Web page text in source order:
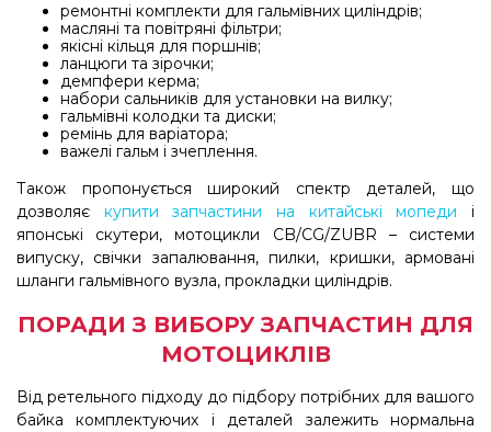
ремонтні комплекти для гальмівних циліндрів;
масляні та повітряні фільтри;
якісні кільця для поршнів;
ланцюги та зірочки;
демпфери керма;
набори сальників для установки на вилку;
гальмівні колодки та диски;
ремінь для варіатора;
важелі гальм і зчеплення.
Також пропонується широкий спектр деталей, що
дозволяє купити запчастини на китайські мопеди і
японські скутери, мотоцикли CB/CG/ZUBR – системи
випуску, свічки запалювання, пилки, кришки, армовані
шланги гальмівного вузла, прокладки циліндрів.
ПОРАДИ З ВИБОРУ ЗАПЧАСТИН ДЛЯ
МОТОЦИКЛІВ
Від ретельного підходу до підбору потрібних для вашого
байка комплектуючих і деталей залежить нормальна